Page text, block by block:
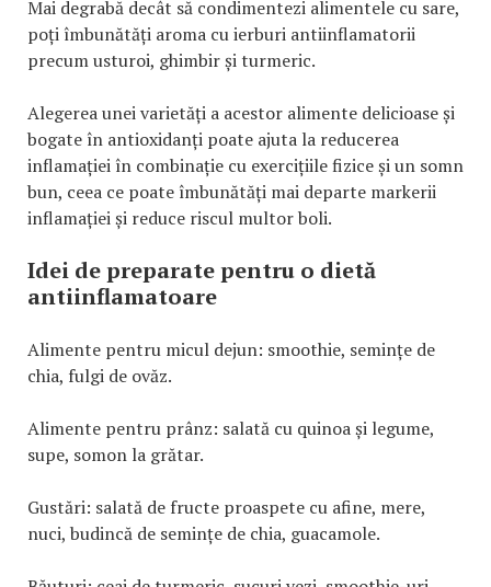
Mai degrabă decât să condimentezi alimentele cu sare,
poți îmbunătăți aroma cu ierburi antiinflamatorii
precum usturoi, ghimbir și turmeric.
Alegerea unei varietăți a acestor alimente delicioase și
bogate în antioxidanți poate ajuta la reducerea
inflamației în combinație cu exercițiile fizice și un somn
bun, ceea ce poate îmbunătăți mai departe markerii
inflamației și reduce riscul multor boli.
Idei de preparate pentru o dietă
antiinflamatoare
Alimente pentru micul dejun: smoothie, semințe de
chia, fulgi de ovăz.
Alimente pentru prânz: salată cu quinoa și legume,
supe, somon la grătar.
Gustări: salată de fructe proaspete cu afine, mere,
nuci, budincă de semințe de chia, guacamole.